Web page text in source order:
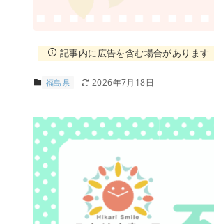
記事内に広告を含む場合があります
福島県 2026年7月18日